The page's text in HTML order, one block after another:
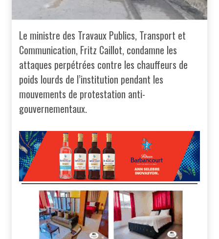
Le ministre des Travaux Publics, Transport et
Communication, Fritz Caillot, condamne les
attaques perpétrées contre les chauffeurs de
poids lourds de l’institution pendant les
mouvements de protestation anti-
gouvernementaux.